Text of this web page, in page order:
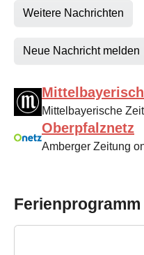
Weitere Nachrichten
Neue Nachricht melden
Mittelbayerische
Oberpfalznetz
Amberger Zeitung
Ferienprogramm